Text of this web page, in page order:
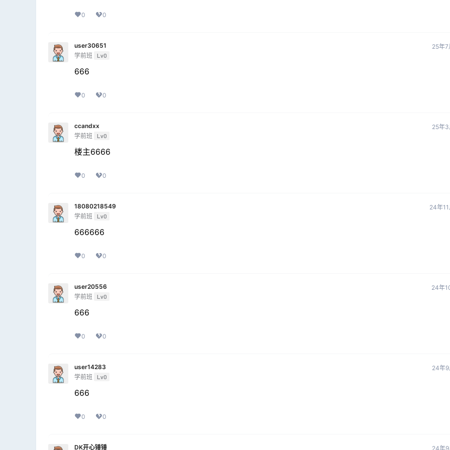
0 0
user30651
学前班 Lv0
25年7
666
0 0
ccandxx
学前班 Lv0
25年3
楼主6666
0 0
18080218549
学前班 Lv0
24年
666666
0 0
user20556
学前班 Lv0
24年
666
0 0
user14283
学前班 Lv0
24年9
666
0 0
DK开心锤锤 24年9